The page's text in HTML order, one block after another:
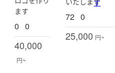
ます
0 0
40,000
円~
す
72 0
25,000 円~